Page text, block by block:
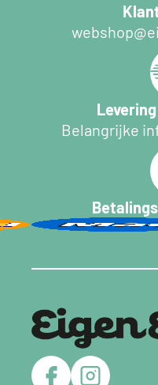
Belangrijke